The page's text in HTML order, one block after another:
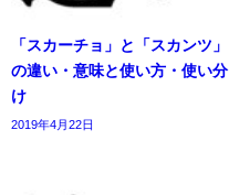
「スカーチョ」と「スカンツ」
の違い・意味と使い方・使い分
け
2019年4月22日